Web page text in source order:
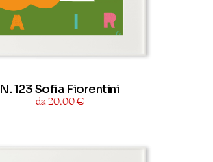
N. 123 Sofia Fiorentini
da 20,00 €